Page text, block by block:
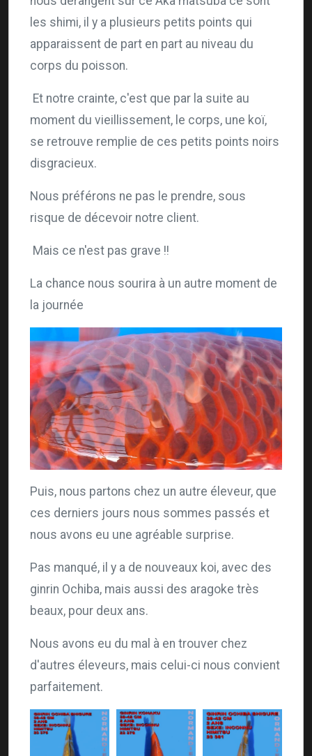
les shimi, il y a plusieurs petits points qui
apparaissent de part en part au niveau du
corps du poisson.
Et notre crainte, c'est que par la suite au
moment du vieillissement, le corps, une koï,
se retrouve remplie de ces petits points noirs
disgracieux.
Nous préférons ne pas le prendre, sous
risque de décevoir notre client.
Mais ce n'est pas grave !!
La chance nous sourira à un autre moment de
la journée
Puis, nous partons chez un autre éleveur, que
ces derniers jours nous sommes passés et
nous avons eu une agréable surprise.
Pas manqué, il y a de nouveaux koi, avec des
ginrin Ochiba, mais aussi des aragoke très
beaux, pour deux ans.
Nous avons eu du mal à en trouver chez
d'autres éleveurs, mais celui-ci nous convient
parfaitement.